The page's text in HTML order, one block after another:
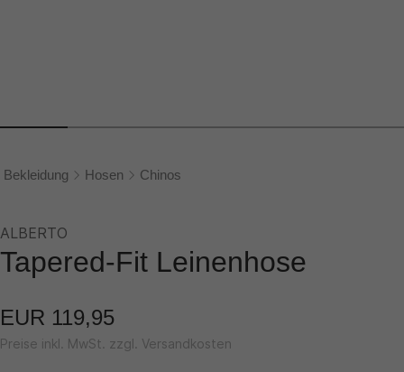
Bekleidung Hosen Chinos
ALBERTO
Tapered-Fit Leinenhose
EUR 119,95
Preise inkl. MwSt. zzgl. Versandkosten